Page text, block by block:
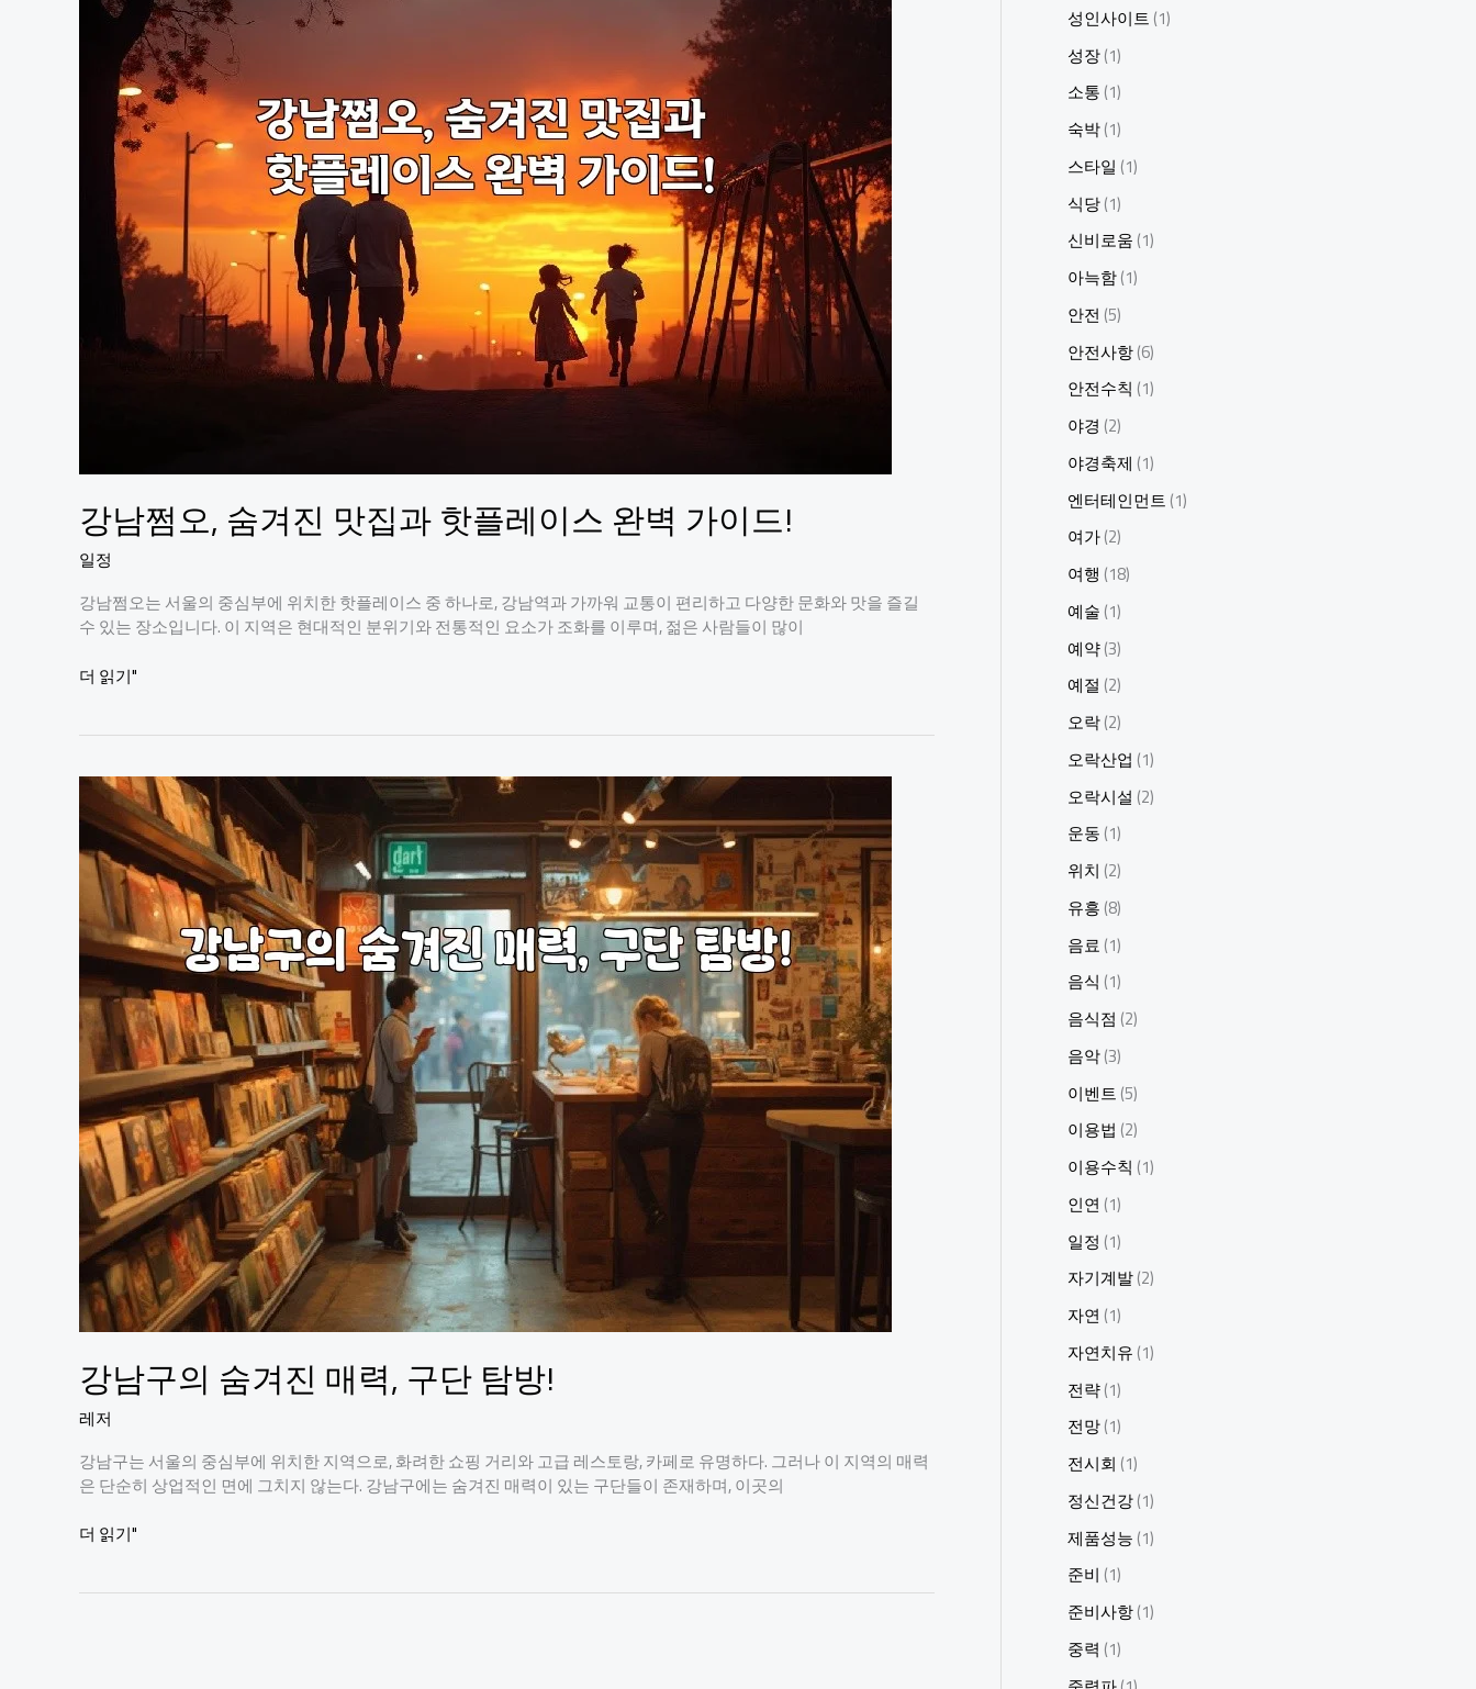
강남쩜오, 숨겨진 맛집과 핫플레이스 완벽 가이드!
일정
강남쩜오는 서울의 중심부에 위치한 핫플레이스 중 하나로, 강남역과 가까워 교통이 편리하고 다양한 문화와 맛을 즐길
수 있는 장소입니다. 이 지역은 현대적인 분위기와 전통적인 요소가 조화를 이루며, 젊은 사람들이 많이
강
오,
숨
진
맛
집
과
핫
플
레
이
스
완
벽
가
이
드!
더 읽기"
강남구의 숨겨진 매력, 구단 탐방!
레저
강남구는 서울의 중심부에 위치한 지역으로, 화려한 쇼핑 거리와 고급 레스토랑, 카페로 유명하다. 그러나 이 지역의 매력
은 단순히 상업적인 면에 그치지 않는다. 강남구에는 숨겨진 매력이 있는 구단들이 존재하며, 이곳의
강
더 읽기"
성인사이트(1)
성장(1)
소통(1)
숙박(1)
스타일 (1)
식당(1)
신비로움(1)
아늑함(1)
안전(5)
안전사항(6)
안전수칙 (1)
야경 (2)
야경축제 (1)
엔터테인먼트(1)
여가(2)
여행 (18)
예술(1)
예약(3)
예절 (2)
오락(2)
오락산업 (1)
오락시설 (2)
운동(1)
위치 (2)
유흥(8)
음료(1)
음식 (1)
음식점 (2)
음악(3)
이벤트(5)
이용법 (2)
이용수칙 (1)
인연(1)
일정 (1)
자기계발(2)
자연(1)
자연치유(1)
전략(1)
전망(1)
전시회 (1)
정신건강(1)
제품성능(1)
준비 (1)
준비사항(1)
중력 (1)